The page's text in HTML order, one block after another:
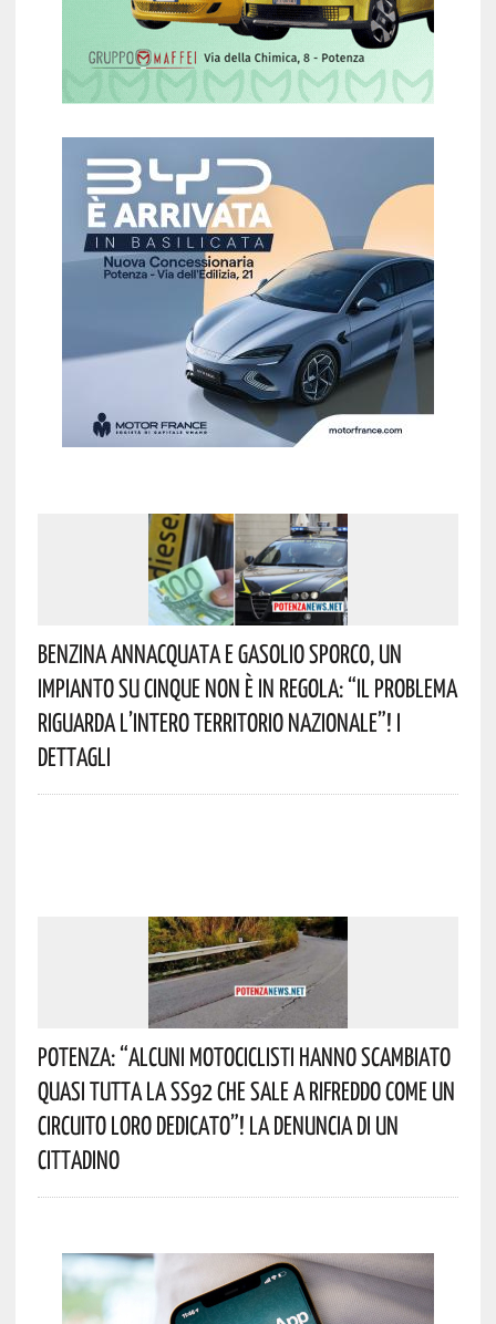
Benzina Annacquata E Gasolio Sporco, Un
Impianto Su Cinque Non È In Regola: “il Problema
Riguarda L’intero Territorio Nazionale”! I
Dettagli
Potenza: “alcuni Motociclisti Hanno Scambiato
Quasi Tutta La SS92 Che Sale A Rifreddo Come Un
Circuito Loro Dedicato”! La Denuncia Di Un
Cittadino